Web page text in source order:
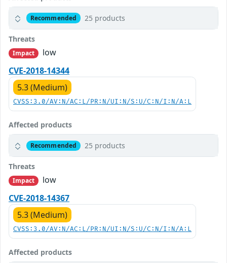
Recommended 25 products
Threats
Impact
low
CVE-2018-14344
5.3 (Medium)
CVSS:3.0/AV:N/AC:L/PR:N/UI:N/S:U/C:N/I:N/A:L
Affected products
Recommended 25 products
Threats
Impact
low
CVE-2018-14367
5.3 (Medium)
CVSS:3.0/AV:N/AC:L/PR:N/UI:N/S:U/C:N/I:N/A:L
Affected products